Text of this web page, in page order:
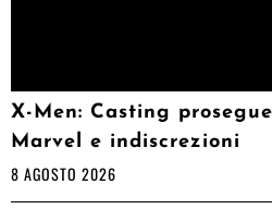
X-Men: Casting
Marvel e indiscrezioni
8 AGOSTO 2026